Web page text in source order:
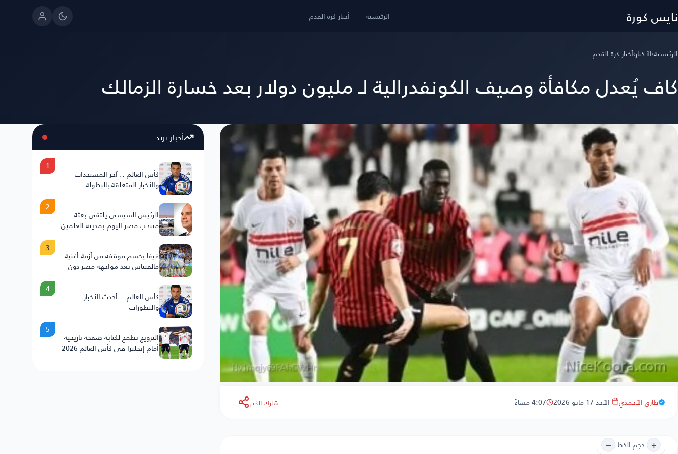
نايس كورة الرئيسية أخبار كرة القدم
الرئيسية›الأخبار›أخبار كرة القدم
كاف يُعدل مكافأة وصيف الكونفدرالية لـ مليون دولار بعد خسارة الزمالك
طارق الأحمدي الأحد 17 مايو 2026 4:07 مساءً شارك الخبر
+ حجم الخط −
أخبار ترند
كأس العالم .. آخر المستجدات
والأخبار المتعلقة بالبطولة
1
الرئيس السيسي يلتقي بعثة
منتخب مصر اليوم بمدينة العلمين
2
فيفا يحسم موقفه من أزمة أغنية
مالفيناس بعد مواجهة مصر دون
3
كأس العالم .. أحدث الأخبار
والتطورات
4
النرويج تطمح لكتابة صفحة تاريخية
أمام إنجلترا في كأس العالم 2026
5